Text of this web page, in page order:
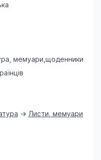
мемуари,щоденники
-> Листи, мемуари